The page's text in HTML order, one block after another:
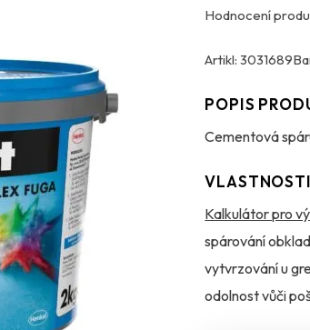
Hodnocení
Artikl: 3031689
POPIS
Cementová
Kalkulátor pro
spárování
vytvrzování u
odolnost vůči